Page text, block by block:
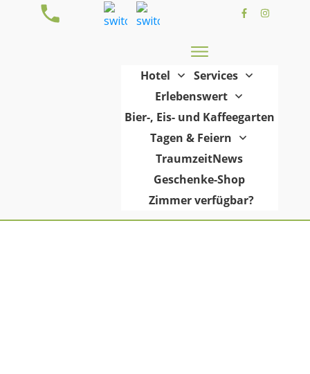
Hotel
Services
Erlebenswert
Bier-, Eis- und Kaffeegarten
Tagen & Feiern
TraumzeitNews
Geschenke-Shop
Zimmer verfügbar?